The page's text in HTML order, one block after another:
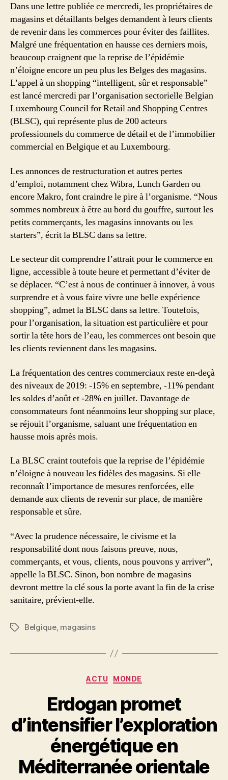
Dans une lettre publiée ce mercredi, les propriétaires de
magasins et détaillants belges demandent à leurs clients
de revenir dans les commerces pour éviter des faillites.
Malgré une fréquentation en hausse ces derniers mois,
beaucoup craignent que la reprise de l’épidémie
n’éloigne encore un peu plus les Belges des magasins.
L’appel à un shopping “intelligent, sûr et responsable”
est lancé mercredi par l’organisation sectorielle Belgian
Luxembourg Council for Retail and Shopping Centres
(BLSC), qui représente plus de 200 acteurs
professionnels du commerce de détail et de l’immobilier
commercial en Belgique et au Luxembourg.
Les annonces de restructuration et autres pertes
d’emploi, notamment chez Wibra, Lunch Garden ou
encore Makro, font craindre le pire à l’organisme. “Nous
sommes nombreux à être au bord du gouffre, surtout les
petits commerçants, les magasins innovants ou les
starters”, écrit la BLSC dans sa lettre.
Le secteur dit comprendre l’attrait pour le commerce en
ligne, accessible à toute heure et permettant d’éviter de
se déplacer. “C’est à nous de continuer à innover, à vous
surprendre et à vous faire vivre une belle expérience
shopping”, admet la BLSC dans sa lettre. Toutefois,
pour l’organisation, la situation est particulière et pour
sortir la tête hors de l’eau, les commerces ont besoin que
les clients reviennent dans les magasins.
La fréquentation des centres commerciaux reste en-deçà
des niveaux de 2019: -15% en septembre, -11% pendant
les soldes d’août et -28% en juillet. Davantage de
consommateurs font néanmoins leur shopping sur place,
se réjouit l’organisme, saluant une fréquentation en
hausse mois après mois.
La BLSC craint toutefois que la reprise de l’épidémie
n’éloigne à nouveau les fidèles des magasins. Si elle
reconnaît l’importance de mesures renforcées, elle
demande aux clients de revenir sur place, de manière
responsable et sûre.
“Avec la prudence nécessaire, le civisme et la
responsabilité dont nous faisons preuve, nous,
commerçants, et vous, clients, nous pouvons y arriver”,
appelle la BLSC. Sinon, bon nombre de magasins
devront mettre la clé sous la porte avant la fin de la crise
sanitaire, prévient-elle.
EtiketlerBelgique, magasins
Kategoriler
ACTU MONDE
Erdogan promet
d’intensifier l’exploration
énergétique en
Méditerranée orientale